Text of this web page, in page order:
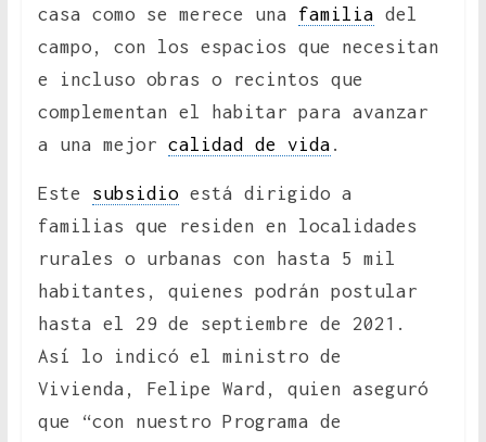
casa como se merece una familia del
campo, con los espacios que necesitan
e incluso obras o recintos que
complementan el habitar para avanzar
a una mejor calidad de vida .
Este subsidioestá dirigido a
familias que residen en localidades
rurales o urbanas con hasta 5 mil
habitantes, quienes podrán postular
hasta el 29 de septiembre de 2021.
Así lo indicó el ministro de
Vivienda, Felipe Ward, quien aseguró
que “con nuestro Programa de